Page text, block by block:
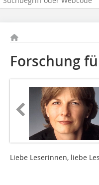
Forschung
Liebe Leserinnen, liebe